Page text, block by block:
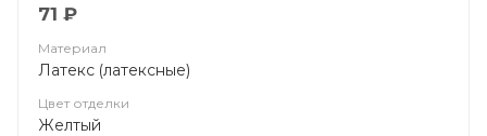
71 ₽
Материал
Латекс (латексные)
Цвет отделки
Желтый